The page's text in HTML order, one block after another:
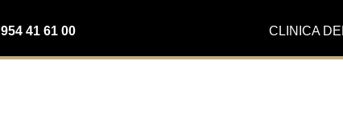
954 41 61 00 CLINICA